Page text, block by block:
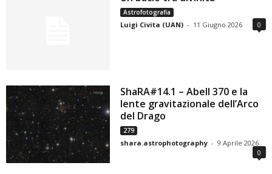
Astrofotografia
Luigi Civita (UAN) - 11 Giugno 2026 0
ShaRA#14.1 – Abell 370 e la
lente gravitazionale dell’Arco
del Drago
279
shara.astrophotography - 9 Aprile 2026
0